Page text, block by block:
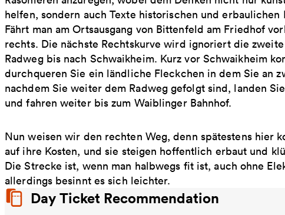
helfen, sondern auch Texte historischen und erbaulichen
Fährt man am Ortsausgang von Bittenfeld am Friedhof
rechts. Die nächste Rechtskurve wird ignoriert die
Radweg bis nach Schwaikheim. Kurz vor Schwaikheim
durchqueren Sie ein ländliche Fleckchen in dem Sie an
nachdem Sie weiter dem Radweg gefolgt sind, landen
und fahren weiter bis zum Waiblinger Bahnhof.
Nun weisen wir den rechten Weg, denn spätestens hier
auf ihre Kosten, und sie steigen hoffentlich erbaut und
Die Strecke ist, wenn man halbwegs fit ist, auch ohne
allerdings besinnt es sich leichter.
Day Ticket Recommendation